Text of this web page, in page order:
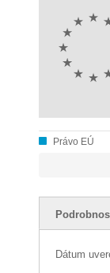
Právo EÚ
Dátum